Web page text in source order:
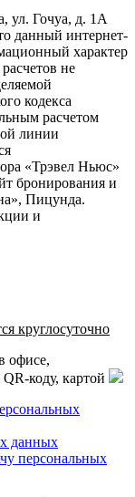
ул. Гочуа, д. 1А
данный интернет-
характер
не
кодекса
расчетом
линии
«Трэвел Ньюс»
бронирования и
Пицунда.
и
круглосуточно
офисе,
коду, картой
данных
персональных